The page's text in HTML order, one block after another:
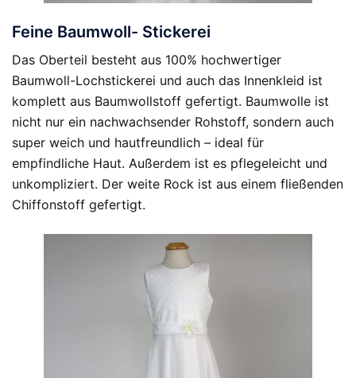
Feine Baumwoll- Stickerei
Das Oberteil besteht aus 100% hochwertiger
Baumwoll-Lochstickerei und auch das Innenkleid ist
komplett aus Baumwollstoff gefertigt. Baumwolle ist
nicht nur ein nachwachsender Rohstoff, sondern auch
super weich und hautfreundlich – ideal für
empfindliche Haut. Außerdem ist es pflegeleicht und
unkompliziert. Der weite Rock ist aus einem fließenden
Chiffonstoff gefertigt.